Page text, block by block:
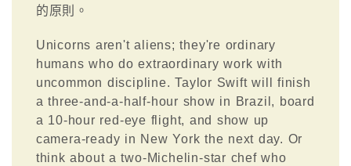
的原則。
Unicorns aren't aliens; they're ordinary
humans who do extraordinary work with
uncommon discipline. Taylor Swift will finish
a three-and-a-half-hour show in Brazil, board
a 10-hour red-eye flight, and show up
camera-ready in New York the next day. Or
think about a two-Michelin-star chef who